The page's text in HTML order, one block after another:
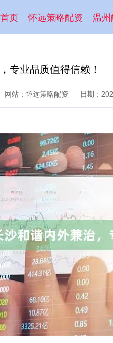
首页 怀远策略配资 温
专业品质值得信赖！
网站：怀远策略配资 日期：
39.68 1.02%